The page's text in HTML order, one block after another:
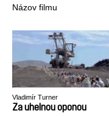
Názov filmu
Vladimír Turner
Za uhelnou oponou